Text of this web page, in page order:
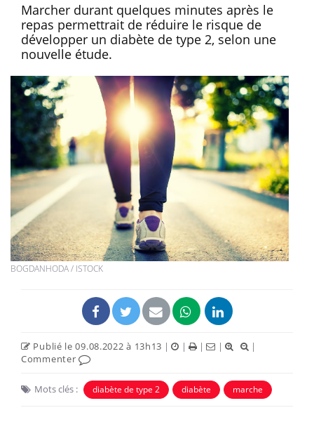
Marcher durant quelques minutes après le
repas permettrait de réduire le risque de
développer un diabète de type 2, selon une
nouvelle étude.
BOGDANHODA / ISTOCK
Publié le 09.08.2022 à 13h13 | | | |
|
Commenter
Mots clés : diabète de type 2 diabète marche